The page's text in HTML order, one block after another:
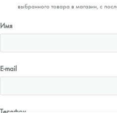
выбранного товара в магазин, с
Имя
E-mail